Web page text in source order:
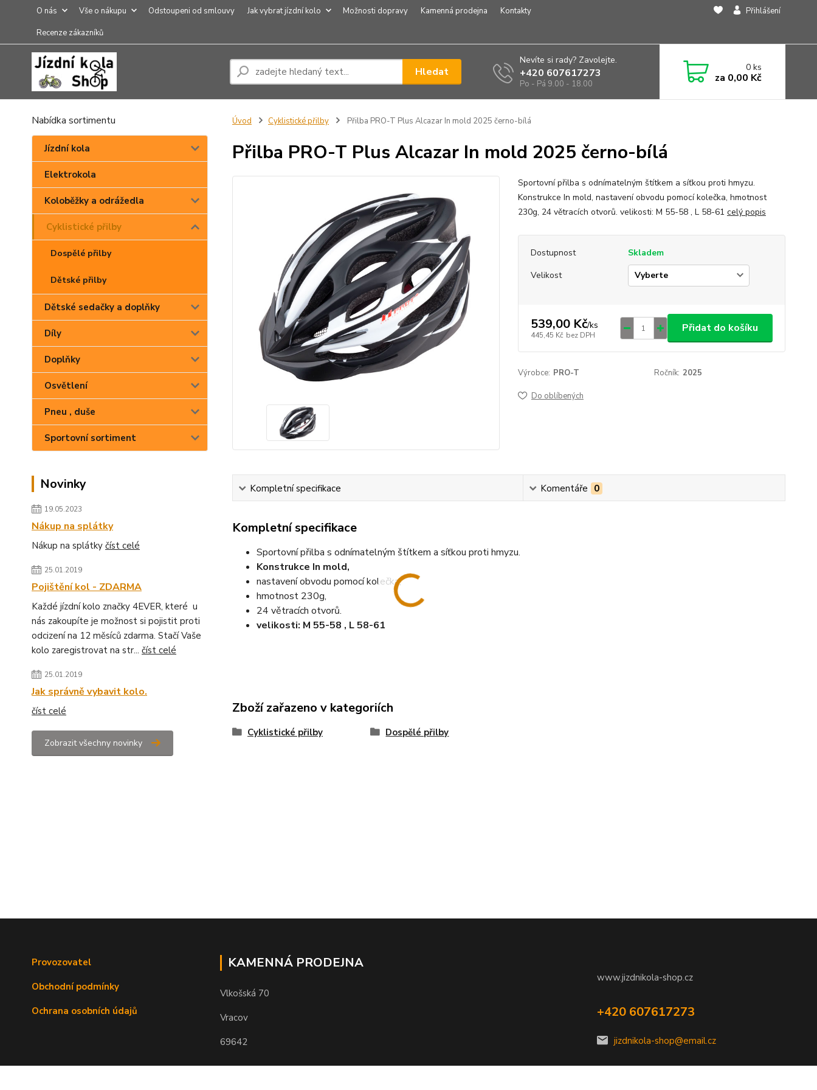
O nás Vše o nákupu Odstoupeni od smlouvy Jak vybrat jízdní kolo Možnosti dopravy Kamenná prodejna
Kontakty
Recenze zákazníků
Přihlášení
Hledat
Nevíte si rady? Zavolejte.
+420 607617273
Po - Pá 9.00 - 18.00
0ks
za 0,00 Kč
Nabídka sortimentu
Jízdní kola
Elektrokola
Koloběžky a odrážedla
Cyklistické přilby
Dospělé přilby
Dětské přilby
Dětské sedačky a doplňky
Díly
Doplňky
Osvětlení
Pneu , duše
Sportovní sortiment
Novinky
19.05.2023
Nákup na splátky
Nákup na splátky číst celé
25.01.2019
Pojištění kol - ZDARMA
Každé jízdní kolo značky 4EVER, které u
nás zakoupíte je možnost si pojistit proti
odcizení na 12 měsíců zdarma. Stačí Vaše
kolo zaregistrovat na str... číst celé
25.01.2019
Jak správně vybavit kolo.
číst celé
Zobrazit všechny novinky
Úvod Cyklistické přilby Přilba PRO-T Plus Alcazar In mold 2025 černo-bílá
Přilba PRO-T Plus Alcazar In mold 2025 černo-bílá
Sportovní přilba s odnímatelným štítkem a síťkou proti hmyzu.
Konstrukce In mold, nastavení obvodu pomocí kolečka, hmotnost
230g, 24 větracích otvorů. velikosti: M 55-58 , L 58-61 celý popis
Dostupnost
Skladem
Velikost
539,00 Kč/ks
445,45 Kč bez DPH
Přidat do košíku
Výrobce: PRO-T Ročník: 2025
Do oblíbených
Kompletní specifikace Komentáře 0
Kompletní specifikace
Sportovní přilba s odnímatelným štítkem a síťkou proti hmyzu.
Konstrukce In mold,
nastavení obvodu pomocí kolečka,
hmotnost 230g,
24 větracích otvorů.
velikosti: M 55-58 , L 58-61
Zboží zařazeno v kategoriích
Cyklistické přilby Dospělé přilby
Provozovatel
Obchodní podmínky
Ochrana osobních údajů
KAMENNÁ PRODEJNA
Vlkošská 70
Vracov
69642
www.jizdnikola-shop.cz
+420 607617273
jizdnikola-shop@email.cz